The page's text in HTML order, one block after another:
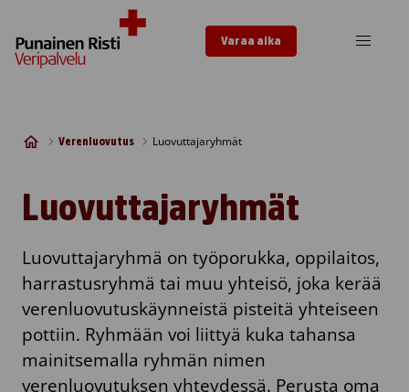
Varaa aika
Verenluovutus Luovuttajaryhmät
Luovuttajaryhmät
Luovuttajaryhmä on työporukka, oppilaitos,
harrastusryhmä tai muu yhteisö, joka kerää
verenluovutuskäynneistä pisteitä yhteiseen
pottiin. Ryhmään voi liittyä kuka tahansa
mainitsemalla ryhmän nimen
verenluovutuksen yhteydessä. Perusta oma